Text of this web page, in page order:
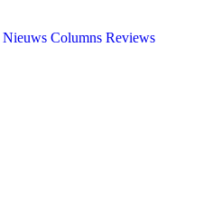
Nieuws Columns Reviews